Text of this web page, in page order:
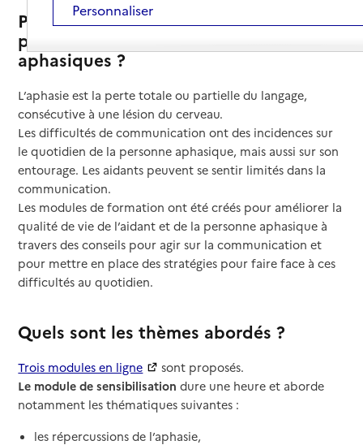
Pourquoi ces modules de formation
pour les aidants de personnes
aphasiques ?
L’aphasie est la perte totale ou partielle du langage,
consécutive à une lésion du cerveau.
Les difficultés de communication ont des incidences sur
le quotidien de la personne aphasique, mais aussi sur son
entourage. Les aidants peuvent se sentir limités dans la
communication.
Les modules de formation ont été créés pour améliorer la
qualité de vie de l’aidant et de la personne aphasique à
travers des conseils pour agir sur la communication et
pour mettre en place des stratégies pour faire face à ces
difficultés au quotidien.
Quels sont les thèmes abordés ?
Trois modules en ligne
sont proposés.
Le module de sensibilisation dure une heure et aborde
notamment les thématiques suivantes :
les répercussions de l’aphasie,
Personnaliser